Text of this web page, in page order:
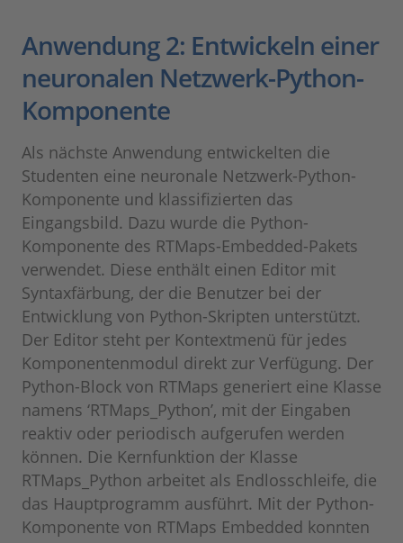
Anwendung 2: Entwickeln einer
neuronalen Netzwerk-Python-
Komponente
Als nächste Anwendung entwickelten die
Studenten eine neuronale Netzwerk-Python-
Komponente und klassifizierten das
Eingangsbild. Dazu wurde die Python-
Komponente des RTMaps-Embedded-Pakets
verwendet. Diese enthält einen Editor mit
Syntaxfärbung, der die Benutzer bei der
Entwicklung von Python-Skripten unterstützt.
Der Editor steht per Kontextmenü für jedes
Komponentenmodul direkt zur Verfügung. Der
Python-Block von RTMaps generiert eine Klasse
namens ‘RTMaps_Python’, mit der Eingaben
reaktiv oder periodisch aufgerufen werden
können. Die Kernfunktion der Klasse
RTMaps_Python arbeitet als Endlosschleife, die
das Hauptprogramm ausführt. Mit der Python-
Komponente von RTMaps Embedded konnten